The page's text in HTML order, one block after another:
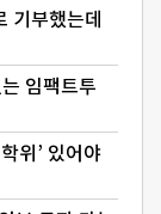
기부했는데
임팩트투
위’ 있어야